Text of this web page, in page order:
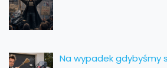
Na wypadek gdybyśmy